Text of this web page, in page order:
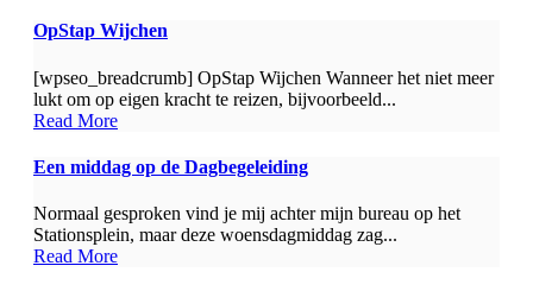
OpStap Wijchen
[wpseo_breadcrumb] OpStap Wijchen Wanneer het niet meer
lukt om op eigen kracht te reizen, bijvoorbeeld...
Read More
Een middag op de Dagbegeleiding
Normaal gesproken vind je mij achter mijn bureau op het
Stationsplein, maar deze woensdagmiddag zag...
Read More